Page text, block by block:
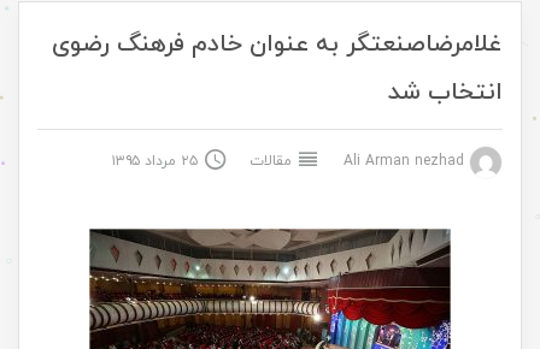
غلامرضاصنعتگر به عنوان خادم فرهنگ رضوی
انتخاب شد
مقالات ۲۵ مرداد ۱۳۹۵